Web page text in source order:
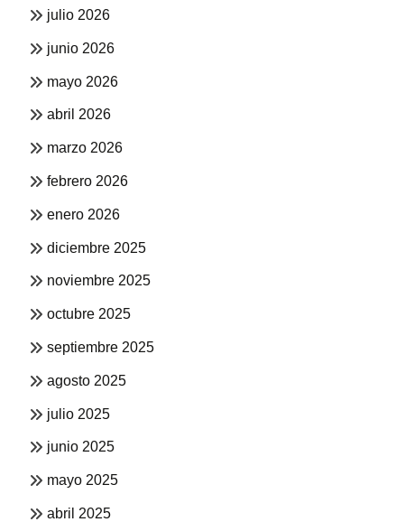
julio 2026
junio 2026
mayo 2026
abril 2026
marzo 2026
febrero 2026
enero 2026
diciembre 2025
noviembre 2025
octubre 2025
septiembre 2025
agosto 2025
julio 2025
junio 2025
mayo 2025
abril 2025